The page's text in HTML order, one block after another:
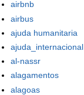
airbnb
airbus
ajuda humanitaria
ajuda_internacional
al-nassr
alagamentos
alagoas